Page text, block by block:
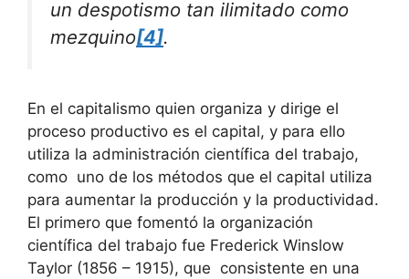
un despotismo tan ilimitado como
mezquino[4].
En el capitalismo quien organiza y dirige el
proceso productivo es el capital, y para ello
utiliza la administración científica del trabajo,
como uno de los métodos que el capital utiliza
para aumentar la producción y la productividad.
El primero que fomentó la organización
científica del trabajo fue Frederick Winslow
Taylor (1856 – 1915), que consistente en una